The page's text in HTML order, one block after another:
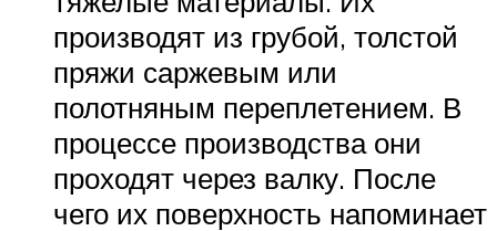
производят из грубой, толстой
пряжи саржевым или
полотняным переплетением. В
процессе производства они
проходят через валку. После
чего их поверхность напоминает